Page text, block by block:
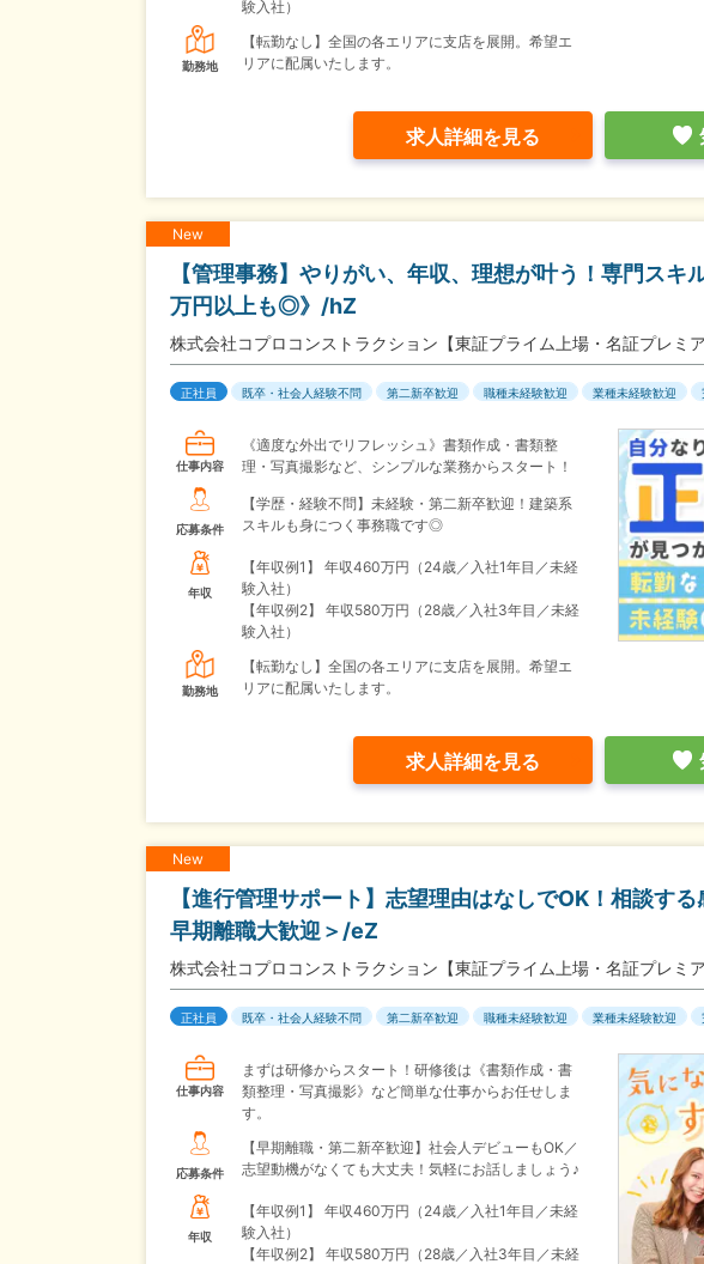
験入社）
勤務地
【転勤なし】全国の各エリアに支店を展開。希望エ
リアに配属いたします。
求人詳細を見る
New
【管理事務】やりがい、年収、理想が叶う！専門ス
万円以上も◎》/hZ
株式会社コプロコンストラクション【東証プライム上場・名証プレミア
正社員 既卒・社会人経験不問 第二新卒歓迎 職種未経験歓迎 業種未経験歓迎
仕事内容
《適度な外出でリフレッシュ》書類作成・書類整
理・写真撮影など、シンプルな業務からスタート！
応募条件
【学歴・経験不問】未経験・第二新卒歓迎！建築系
スキルも身につく事務職です◎
年収
【年収例1】
年収460万円（24歳／入社1年目／未経
験入社）
【年収例2】
年収580万円（28歳／入社3年目／未経
験入社）
勤務地
【転勤なし】全国の各エリアに支店を展開。希望エ
リアに配属いたします。
求人詳細を見る
New
【進行管理サポート】志望理由はなしでOK！相談す
早期離職大歓迎＞/eZ
株式会社コプロコンストラクション【東証プライム上場・名証プレミア
正社員 既卒・社会人経験不問 第二新卒歓迎 職種未経験歓迎 業種未経験歓迎
仕事内容
まずは研修からスタート！研修後は《書類作成・書
類整理・写真撮影》など簡単な仕事からお任せしま
す。
応募条件
【早期離職・第二新卒歓迎】社会人デビューもOK／
志望動機がなくても大丈夫！気軽にお話しましょう♪
年収
【年収例1】
年収460万円（24歳／入社1年目／未経
験入社）
【年収例2】
年収580万円（28歳／入社3年目／未経